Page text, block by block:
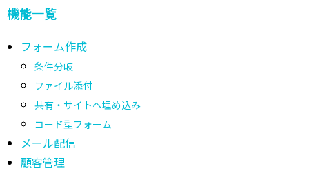
機能一覧
フォーム作成
条件分岐
ファイル添付
共有・サイトへ埋め込み
コード型フォーム
メール配信
顧客管理